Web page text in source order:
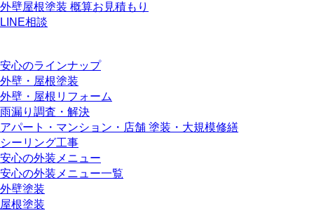
外壁屋根塗装 概算お見積もり
LINE相談
安心のラインナップ
外壁・屋根塗装
外壁・屋根リフォーム
雨漏り調査・解決
アパート・マンション・店舗 塗装・大規模修繕
シーリング工事
安心の外装メニュー
安心の外装メニュー一覧
外壁塗装
屋根塗装